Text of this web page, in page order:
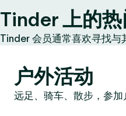
Tinder 上的
Tinder 会员通常喜欢寻找与
户外活动
远足、骑车、散步，参加